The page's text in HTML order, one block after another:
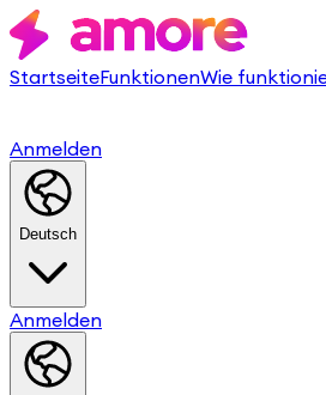
StartseiteFunktionenWie
Anmelden
Deutsch
Anmelden